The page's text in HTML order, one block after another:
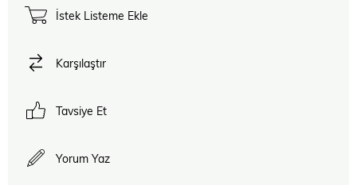
İstek Listeme Ekle
Karşılaştır
Tavsiye Et
Yorum Yaz